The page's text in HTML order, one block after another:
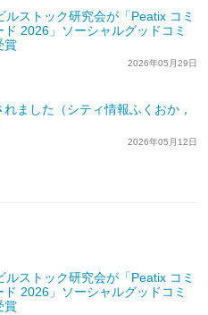
ルストック研究会が「Peatix コミ
ド 2026」ソーシャルグッドコミ
賞
2026年05月29日
ました（シティ情報ふくおか，
2026年05月12日
ルストック研究会が「Peatix コミ
ド 2026」ソーシャルグッドコミ
賞